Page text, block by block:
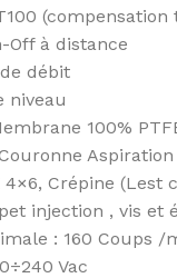
à distance
débit
niveau
100%
Aspiration
Crépine (Lest
injection , vis et
: 160 Coups /
Vac